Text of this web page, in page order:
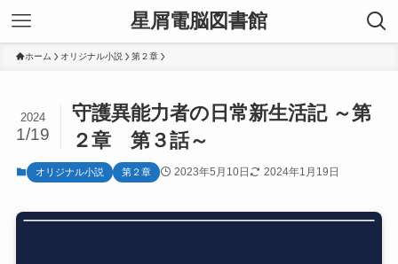
星屑電脳図書館
ホーム オリジナル小説 第２章
守護異能力者の日常新生活記 ～第
２章 第３話～
2024
1/19
オリジナル小説 第２章 2023年5月10日 2024年1月19日